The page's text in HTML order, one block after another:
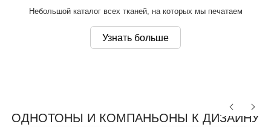
Небольшой каталог всех тканей, на которых мы печатаем
Узнать больше
ОДНОТОНЫ И КОМПАНЬОНЫ К ДИЗАЙНУ